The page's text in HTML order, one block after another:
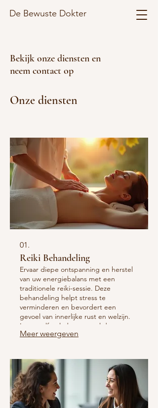
De Bewuste Dokter
Bekijk onze diensten en
neem contact op
Onze diensten
01.
Reiki Behandeling
Ervaar diepe ontspanning en herstel
van uw energiebalans met een
traditionele reiki-sessie. Deze
behandeling helpt stress te
verminderen en bevordert een
gevoel van innerlijke rust en welzijn.
Laat uzelf opladen en voel de
positieve effecten van deze helende
Meer weergeven